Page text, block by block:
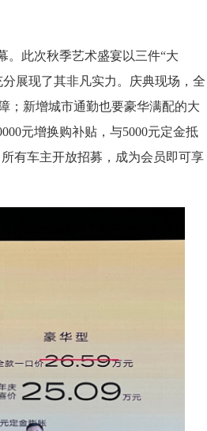
。此次秋季艺术盛宴以三件“大
展现了其非凡实力。庆典现场，全
；新增城市通勤也要豪华满配的大
元增换购补贴，与5000元定金抵
有车主开放招募，成为会员即可享